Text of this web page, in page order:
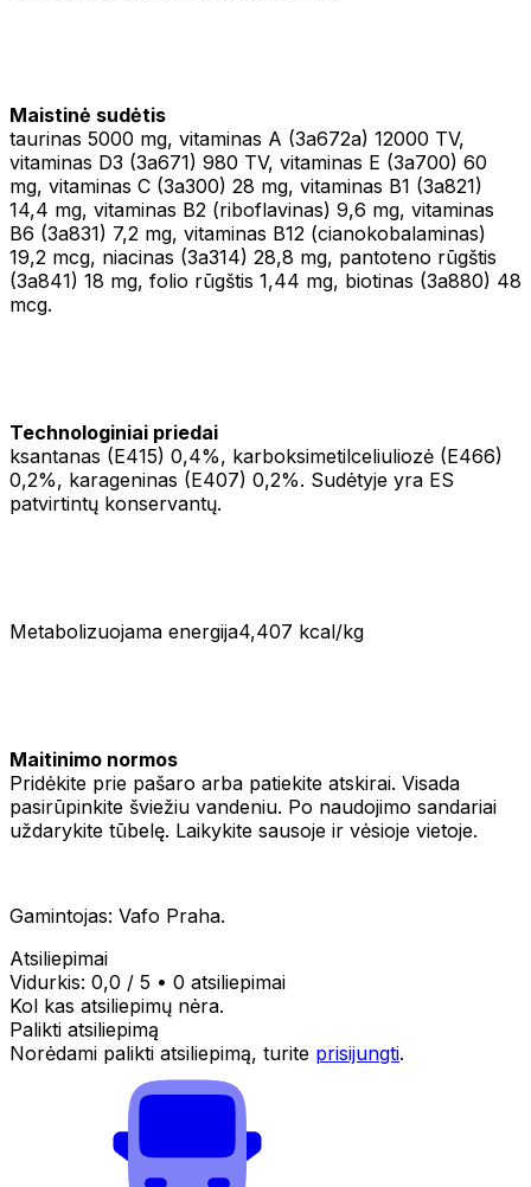
Maistinė sudėtis
taurinas 5000 mg, vitaminas A (3a672a) 12000 TV,
vitaminas D3 (3a671) 980 TV, vitaminas E (3a700) 60
mg, vitaminas C (3a300) 28 mg, vitaminas B1 (3a821)
14,4 mg, vitaminas B2 (riboflavinas) 9,6 mg, vitaminas
B6 (3a831) 7,2 mg, vitaminas B12 (cianokobalaminas)
19,2 mcg, niacinas (3a314) 28,8 mg, pantoteno rūgštis
(3a841) 18 mg, folio rūgštis 1,44 mg, biotinas (3a880) 48
mcg.
Technologiniai priedai
ksantanas (E415) 0,4%, karboksimetilceliuliozė (E466)
0,2%, karageninas (E407) 0,2%. Sudėtyje yra ES
patvirtintų konservantų.
Metabolizuojama energija4,407 kcal/kg
Maitinimo normos
Pridėkite prie pašaro arba patiekite atskirai. Visada
pasirūpinkite šviežiu vandeniu. Po naudojimo sandariai
uždarykite tūbelę. Laikykite sausoje ir vėsioje vietoje.
Gamintojas: Vafo Praha.
Atsiliepimai
Vidurkis: 0,0 / 5 • 0 atsiliepimai
Kol kas atsiliepimų nėra.
Palikti atsiliepimą
Norėdami palikti atsiliepimą, turite prisijungti.